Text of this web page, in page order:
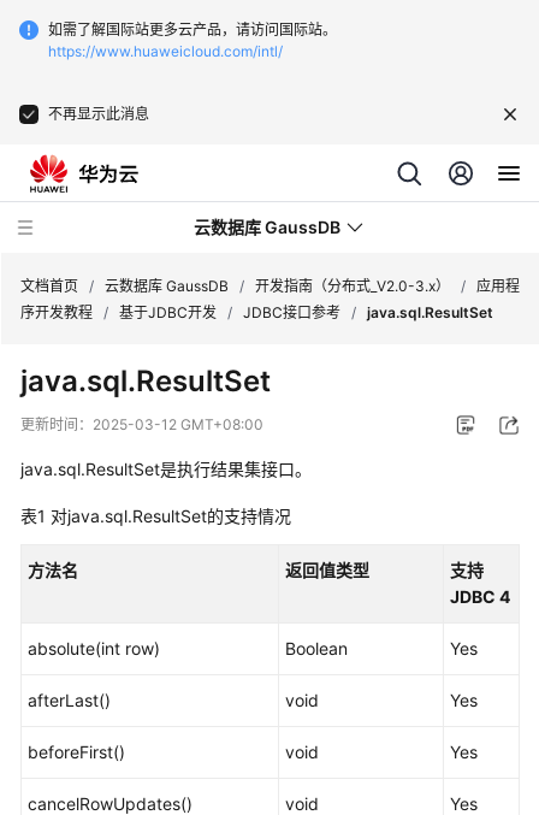
如需了解国际站更多云产品，请访问国际站。
https://www.huaweicloud.com/intl/
不再显示此消息
云数据库 GaussDB
新
动
务
告
品
绍
计
文档首页 / 云数据库 GaussDB / 开发指南（分布式_V2.0-3.x） / 应用程
序开发教程 / 基于JDBC开发 / JDBC接口参考 / java.sql.ResultSet
java.sql.ResultSet
更新时间： 2025-03-12 GMT+08:00
java.sql.ResultSet是执行结果集接口。
表1 对java.sql.ResultSet的支持情况
方法名 返回值类型
支持
JDBC 4
absolute(int row) Boolean Yes
afterLast() void Yes
beforeFirst() void Yes
cancelRowUpdates() void Yes